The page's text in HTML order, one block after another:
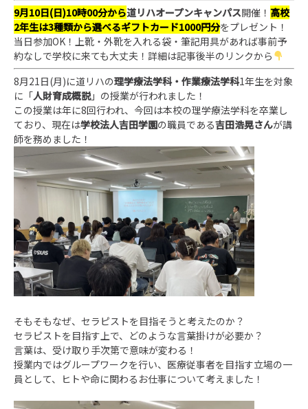
9月10日(日)10時00分から道リハオープンキャンパス開催！ 高校
2年生は3種類から選べるギフトカード1000円分をプレゼント！
当日参加OK！上靴・外靴を入れる袋・筆記用具があれば事前予
約なしで学校に来ても大丈夫！詳細は記事後半のリンクから
8月21日(月)に道リハの理学療法学科・作業療法学科1年生を対象
に「人財育成概説」の授業が行われました！
この授業は年に8回行われ、今回は本校の理学療法学科を卒業し
ており、現在は学校法人吉田学園の職員である吉田浩晃さんが講
師を務めました！
そもそもなぜ、セラピストを目指そうと考えたのか？
セラピストを目指す上で、どのような言葉掛けが必要か？
言葉は、受け取り手次第で意味が変わる！
授業内ではグループワークを行い、医療従事者を目指す立場の一
員として、ヒトや命に関わるお仕事について考えました！